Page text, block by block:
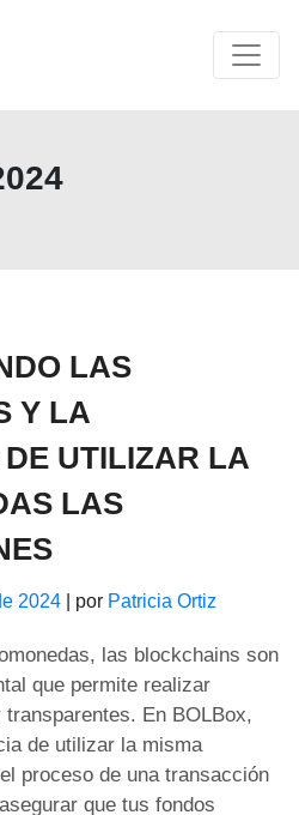
LAS
Y LA
UTILIZAR LA
LAS
2024 por Patricia Ortiz
las blockchains son
que permite realizar
En BOLBox,
de utilizar la misma
proceso de una transacción
que tus fondos